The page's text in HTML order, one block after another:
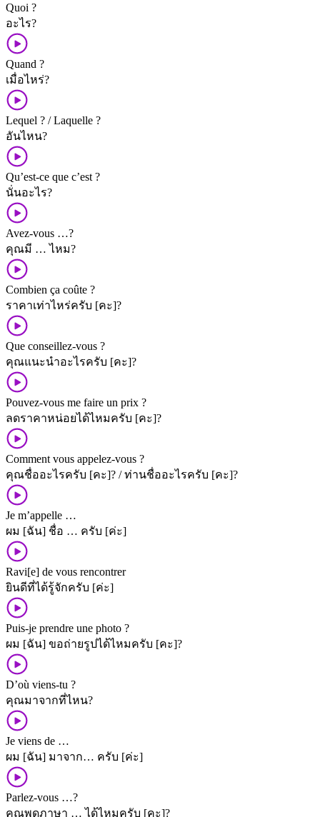
Quoi ?
อะไร?
Quand ?
เมื่อไหร่?
Lequel ? / Laquelle ?
อัน​ไหน?
Qu’est-ce que c’est ?
นั่น​อะไร?
Avez-vous …?
คุณ​มี ​… ไหม?
Combien ça coûte ?
ราคา​เท่าไหร่​ครับ [คะ]?
Que conseillez-vous ?
คุณ​แนะนำ​อะไร​ครับ [คะ]?
Pouvez-vous me faire un prix ?
ลด​ราคา​หน่อย​ได้​ไหม​ครับ [คะ]?
Comment vous appelez-vous ?
คุณ​ชื่อ​อะไร​ครับ [คะ]? / ท่าน​ชื่อ​อะไร​ครับ [คะ]?
Je m’appelle …
ผม [ฉัน] ชื่อ … ครับ [ค่ะ]
Ravi[e] de vous rencontrer
ยินดี​ที่​ได้​รู้จัก​ครับ [ค่ะ]
Puis-je prendre une photo ?
ผม [ฉัน] ขอ​ถ่ายรูป​ได้​ไหม​ครับ [คะ]?
D’où viens-tu ?
คุณ​มา​จาก​ที่ไหน?
Je viens de …
ผม [ฉัน] มา​จาก​… ครับ [ค่ะ]
Parlez-vous …?
คุณ​พูด​ภาษา ​… ได้​ไหม​ครับ [คะ]?